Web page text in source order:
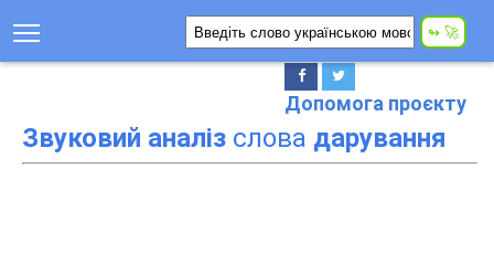
Допомога проєкту
Звуковий аналіз слова дарування